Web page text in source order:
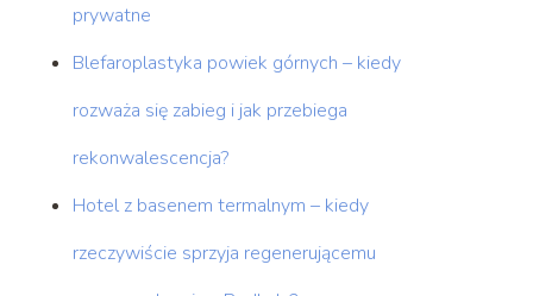
prywatne
Blefaroplastyka powiek górnych – kiedy
rozważa się zabieg i jak przebiega
rekonwalescencja?
Hotel z basenem termalnym – kiedy
rzeczywiście sprzyja regenerującemu